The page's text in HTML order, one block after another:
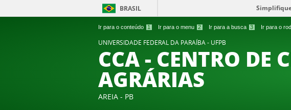
Ir para o conteúdo 1 Ir para o menu 2 Ir para a busca 3 Ir para o
BRASIL
UNIVERSIDADE FEDERAL DA PARAÍBA - UFPB
CCA - CENTRO DE
AGRÁRIAS
AREIA - PB